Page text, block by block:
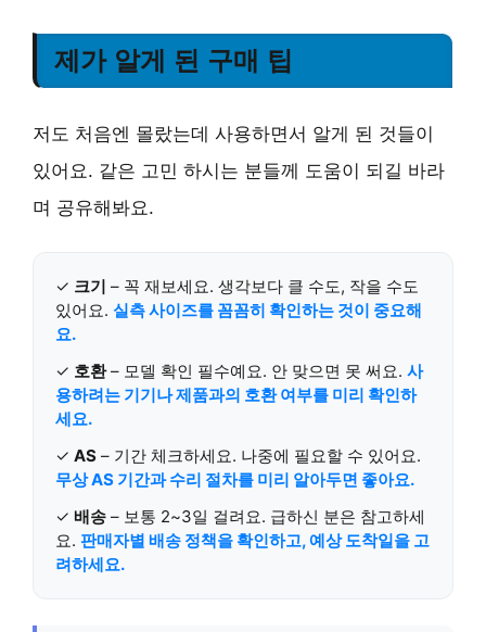
제가 알게 된 구매 팁
저도 처음엔 몰랐는데 사용하면서 알게 된 것들이
있어요. 같은 고민 하시는 분들께 도움이 되길 바라
며 공유해봐요.
✓ 크기 – 꼭 재보세요. 생각보다 클 수도, 작을 수도
있어요. 실측 사이즈를 꼼꼼히 확인하는 것이 중요해
요.
✓ 호환– 모델 확인 필수예요. 안 맞으면 못 써요. 사
용하려는 기기나 제품과의 호환 여부를 미리 확인하
세요.
✓ AS – 기간 체크하세요. 나중에 필요할 수 있어요.
무상 AS 기간과 수리 절차를 미리 알아두면 좋아요.
✓ 배송 – 보통 2~3일 걸려요. 급하신 분은 참고하세
요. 판매자별 배송 정책을 확인하고, 예상 도착일을 고
려하세요.